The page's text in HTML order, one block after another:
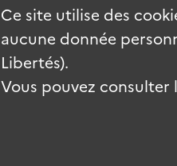
Ce site utilise des
aucune donnée
Libertés).
Vous pouvez consulter